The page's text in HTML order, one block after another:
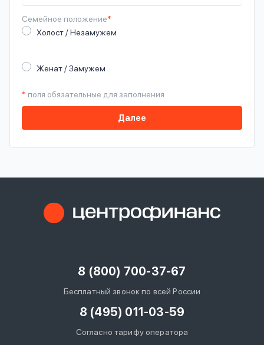
Семейное положение*
Холост / Незамужем
Женат / Замужем
* поля обязательные для заполнения
Далее
8 (800) 700-37-67
Бесплатный звонок по всей России
8 (495) 011-03-59
Согласно тарифу оператора